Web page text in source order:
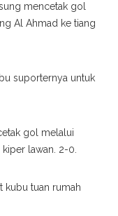
mencetak gol
Al Ahmad ke tiang
suporternya untuk
gol melalui
kiper lawan. 2-0.
kubu tuan rumah